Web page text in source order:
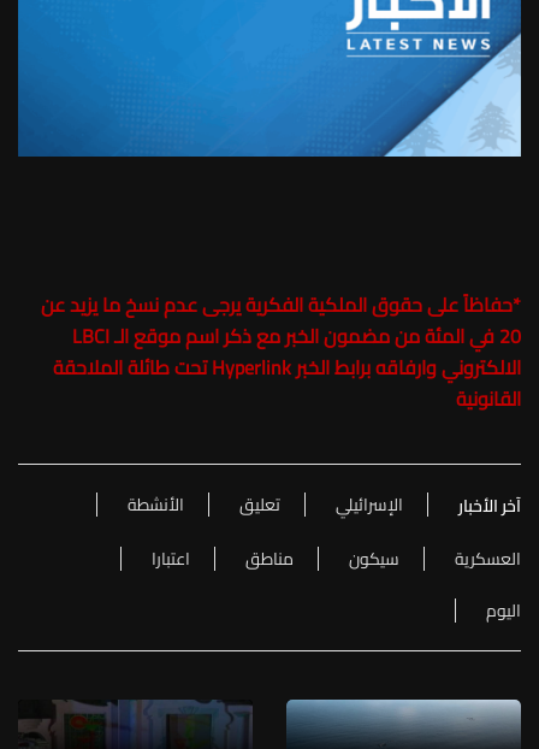
*حفاظاً على حقوق الملكية الفكرية يرجى عدم نسخ ما يزيد عن
20 في المئة من مضمون الخبر مع ذكر اسم موقع الـ LBCI
الالكتروني وارفاقه برابط الخبر Hyperlink تحت طائلة الملاحقة
القانونية
آخر الأخبار الإسرائيلي تعليق
الأنشطة
العسكرية
سيكون مناطق
اعتبارا
اليوم